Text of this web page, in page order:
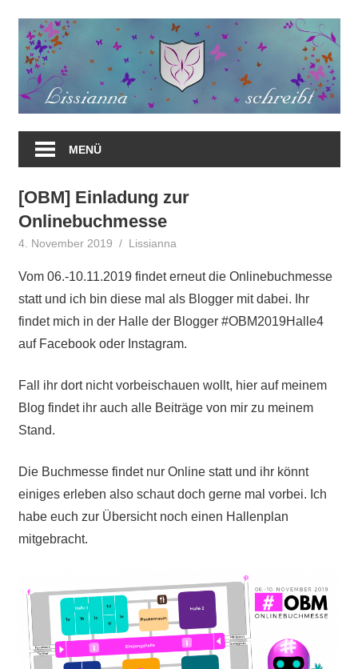
springen
MENÜ
[OBM] Einladung zur
Onlinebuchmesse
4. November 2019 Lissianna
Vom 06.-10.11.2019 findet erneut die Onlinebuchmesse
statt und ich bin diese mal als Blogger mit dabei. Ihr
findet mich in der Halle der Blogger #OBM2019Halle4
auf Facebook oder Instagram.
Fall ihr dort nicht vorbeischauen wollt, hier auf meinem
Blog findet ihr auch alle Beiträge von mir zu meinem
Stand.
Die Buchmesse findet nur Online statt und ihr könnt
einiges erleben also schaut doch gerne mal vorbei. Ich
habe euch zur Übersicht noch einen Hallenplan
mitgebracht.